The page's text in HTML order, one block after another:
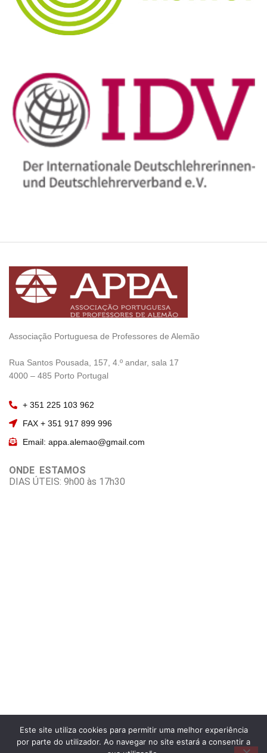
Associação Portuguesa de Professores de Alemão
Rua Santos Pousada, 157, 4.º andar, sala 17
4000 – 485 Porto Portugal
+ 351 225 103 962
FAX + 351 917 899 996
Email: appa.alemao@gmail.com
ONDE ESTAMOS
DIAS ÚTEIS: 9h00 às 17h30
Este site utiliza cookies para permitir uma melhor experiência
por parte do utilizador. Ao navegar no site estará a consentir a